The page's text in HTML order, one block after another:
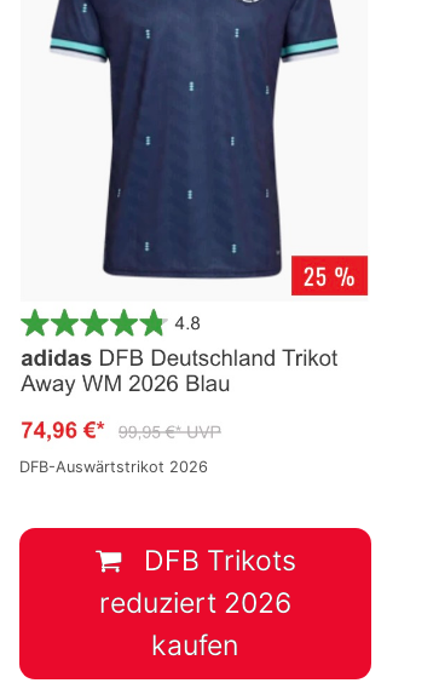
DFB-Auswärtstrikot 2026
DFB Trikots
reduziert 2026
kaufen